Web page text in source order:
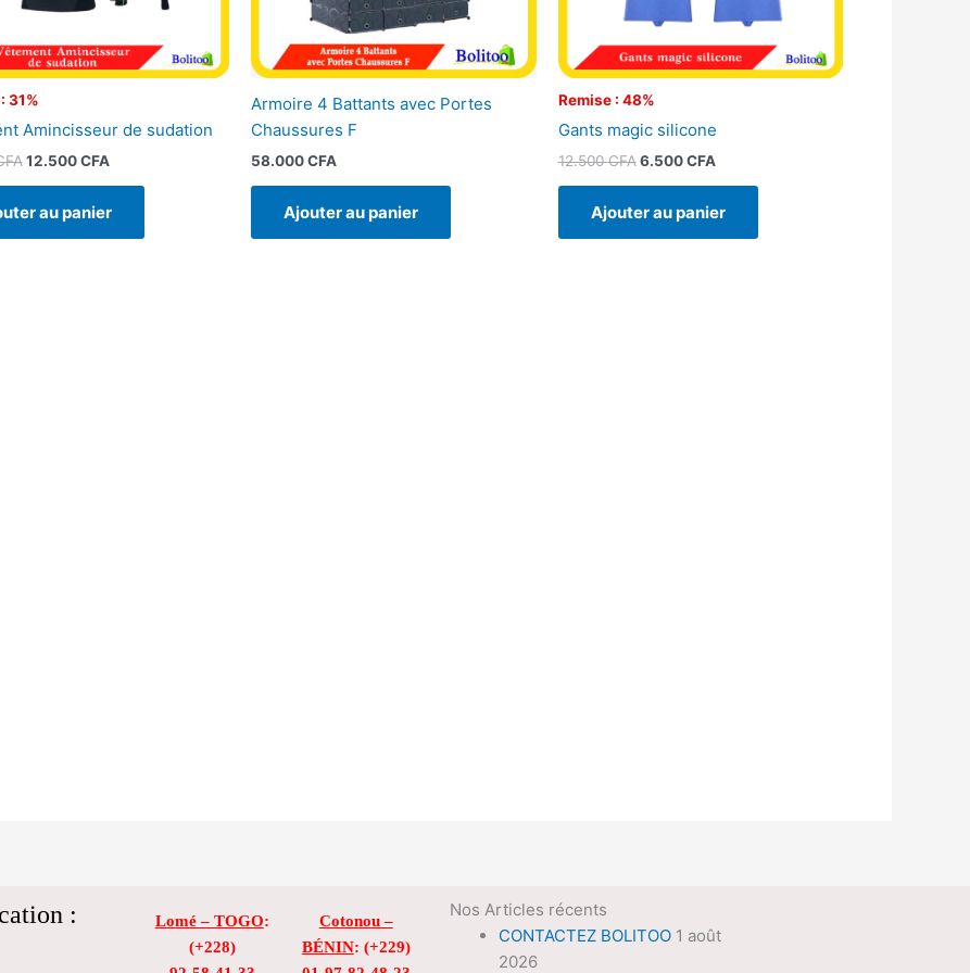
31%
Amincisseur de sudation
12.500CFA
au panier
Armoire 4 Battants avec Portes
Chaussures F
58.000CFA
Ajouter au panier
Remise : 48%
Gants magic silicone
12.500CFA 6.500CFA
Ajouter au panier
: Lomé – TOGO:
(+228)
Cotonou –
BÉNIN: (+229)
Nos Articles récents
CONTACTEZ BOLITOO 1 août
2026